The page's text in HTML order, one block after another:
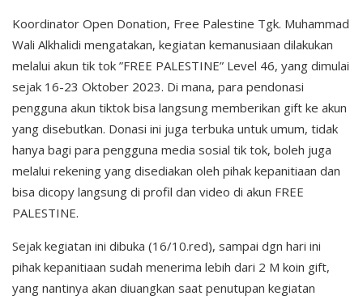
Koordinator Open Donation, Free Palestine Tgk. Muhammad
Wali Alkhalidi mengatakan, kegiatan kemanusiaan dilakukan
melalui akun tik tok ”FREE PALESTINE” Level 46, yang dimulai
sejak 16-23 Oktober 2023. Di mana, para pendonasi
pengguna akun tiktok bisa langsung memberikan gift ke akun
yang disebutkan. Donasi ini juga terbuka untuk umum, tidak
hanya bagi para pengguna media sosial tik tok, boleh juga
melalui rekening yang disediakan oleh pihak kepanitiaan dan
bisa dicopy langsung di profil dan video di akun FREE
PALESTINE.
Sejak kegiatan ini dibuka (16/10.red), sampai dgn hari ini
pihak kepanitiaan sudah menerima lebih dari 2 M koin gift,
yang nantinya akan diuangkan saat penutupan kegiatan